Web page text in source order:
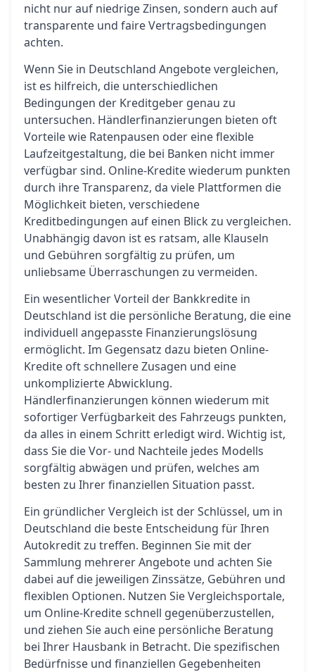
nicht nur auf niedrige Zinsen, sondern auch auf
transparente und faire Vertragsbedingungen
achten.
Wenn Sie in Deutschland Angebote vergleichen,
ist es hilfreich, die unterschiedlichen
Bedingungen der Kreditgeber genau zu
untersuchen. Händlerfinanzierungen bieten oft
Vorteile wie Ratenpausen oder eine flexible
Laufzeitgestaltung, die bei Banken nicht immer
verfügbar sind. Online-Kredite wiederum punkten
durch ihre Transparenz, da viele Plattformen die
Möglichkeit bieten, verschiedene
Kreditbedingungen auf einen Blick zu vergleichen.
Unabhängig davon ist es ratsam, alle Klauseln
und Gebühren sorgfältig zu prüfen, um
unliebsame Überraschungen zu vermeiden.
Ein wesentlicher Vorteil der Bankkredite in
Deutschland ist die persönliche Beratung, die eine
individuell angepasste Finanzierungslösung
ermöglicht. Im Gegensatz dazu bieten Online-
Kredite oft schnellere Zusagen und eine
unkomplizierte Abwicklung.
Händlerfinanzierungen können wiederum mit
sofortiger Verfügbarkeit des Fahrzeugs punkten,
da alles in einem Schritt erledigt wird. Wichtig ist,
dass Sie die Vor- und Nachteile jedes Modells
sorgfältig abwägen und prüfen, welches am
besten zu Ihrer finanziellen Situation passt.
Ein gründlicher Vergleich ist der Schlüssel, um in
Deutschland die beste Entscheidung für Ihren
Autokredit zu treffen. Beginnen Sie mit der
Sammlung mehrerer Angebote und achten Sie
dabei auf die jeweiligen Zinssätze, Gebühren und
flexiblen Optionen. Nutzen Sie Vergleichsportale,
um Online-Kredite schnell gegenüberzustellen,
und ziehen Sie auch eine persönliche Beratung
bei Ihrer Hausbank in Betracht. Die spezifischen
Bedürfnisse und finanziellen Gegebenheiten